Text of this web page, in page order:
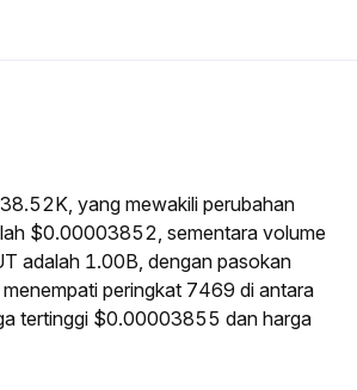
yang mewakili perubahan
$0.00003852, sementara volume
adalah 1.00B, dengan pasokan
peringkat 7469 di antara
tertinggi $0.00003855 dan harga